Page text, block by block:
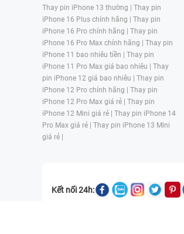
Thay pin iPhone 13 thường | Thay pin
iPhone 16 Plus chính hãng | Thay pin
iPhone 16 Pro chính hãng | Thay pin
iPhone 16 Pro Max chính hãng | Thay pin
iPhone 11 bao nhiêu tiền | Thay pin
iPhone 11 Pro Max giá bao nhiêu | Thay
pin iPhone 12 giá bao nhiêu | Thay pin
iPhone 12 Pro chính hãng | Thay pin
iPhone 12 Pro Max giá rẻ | Thay pin
iPhone 12 Mini giá rẻ | Thay pin iPhone 14
Pro Max giá rẻ | Thay pin iPhone 13 Mini
giá rẻ |
Kết nối 24h: